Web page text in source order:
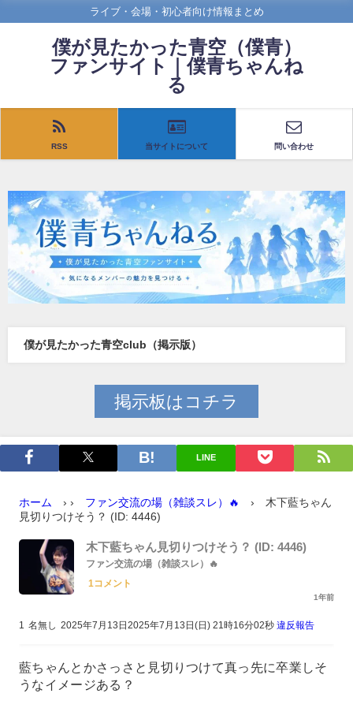
ライブ・会場・初心者向け情報まとめ
僕が見たかった青空（僕青）
ファンサイト｜僕青ちゃんね
る
RSS 当サイトについて 問い合わせ
僕が見たかった青空club（掲示版）
掲示板はコチラ
LINE
ホーム › › ファン交流の場（雑談スレ）🔥 ›
木下藍ちゃん
見切りつけそう？ (ID: 4446)
木下藍ちゃん見切りつけそう？ (ID: 4446)
ファン交流の場（雑談スレ）🔥
1コメント
1年前
1 名無し 2025年7月13日2025年7月13日(日) 21時16分02秒 違反報告
藍ちゃんとかさっさと見切りつけて真っ先に卒業しそ
うなイメージある？